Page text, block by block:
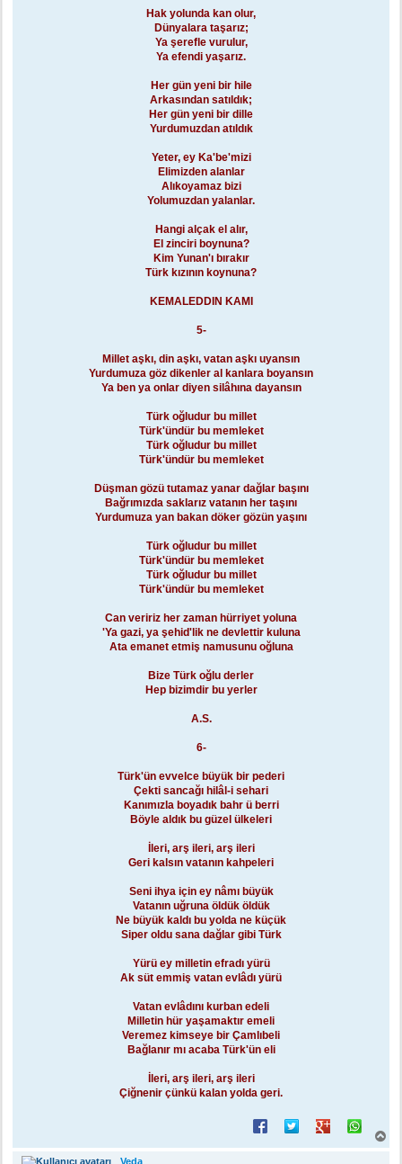
Hak yolunda kan olur,
Dünyalara taşarız;
Ya şerefle vurulur,
Ya efendi yaşarız.
Her gün yeni bir hile
Arkasından satıldık;
Her gün yeni bir dille
Yurdumuzdan atıldık
Yeter, ey Ka'be'mizi
Elimizden alanlar
Alıkoyamaz bizi
Yolumuzdan yalanlar.
Hangi alçak el alır,
El zinciri boynuna?
Kim Yunan'ı bırakır
Türk kızının koynuna?
KEMALEDDIN KAMI
5-
Millet aşkı, din aşkı, vatan aşkı uyansın
Yurdumuza göz dikenler al kanlara boyansın
Ya ben ya onlar diyen silâhına dayansın
Türk oğludur bu millet
Türk'ündür bu memleket
Türk oğludur bu millet
Türk'ündür bu memleket
Düşman gözü tutamaz yanar dağlar başını
Bağrımızda saklarız vatanın her taşını
Yurdumuza yan bakan döker gözün yaşını
Türk oğludur bu millet
Türk'ündür bu memleket
Türk oğludur bu millet
Türk'ündür bu memleket
Can veririz her zaman hürriyet yoluna
'Ya gazi, ya şehid'lik ne devlettir kuluna
Ata emanet etmiş namusunu oğluna
Bize Türk oğlu derler
Hep bizimdir bu yerler
A.S.
6-
Türk'ün evvelce büyük bir pederi
Çekti sancağı hilâl-i sehari
Kanımızla boyadık bahr ü berri
Böyle aldık bu güzel ülkeleri
İleri, arş ileri, arş ileri
Geri kalsın vatanın kahpeleri
Seni ihya için ey nâmı büyük
Vatanın uğruna öldük öldük
Ne büyük kaldı bu yolda ne küçük
Siper oldu sana dağlar gibi Türk
Yürü ey milletin efradı yürü
Ak süt emmiş vatan evlâdı yürü
Vatan evlâdını kurban edeli
Milletin hür yaşamaktır emeli
Veremez kimseye bir Çamlıbeli
Bağlanır mı acaba Türk'ün eli
İleri, arş ileri, arş ileri
Çiğnenir çünkü kalan yolda geri.
a
Veda